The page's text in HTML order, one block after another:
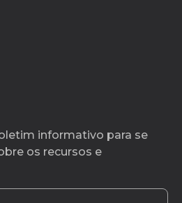
informativo para se
os recursos e